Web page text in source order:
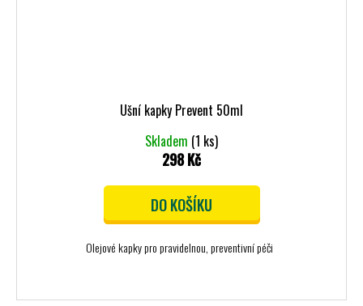
Ušní kapky Prevent 50ml
Skladem (1 ks)
298 Kč
DO KOŠÍKU
Olejové kapky pro pravidelnou, preventivní péči